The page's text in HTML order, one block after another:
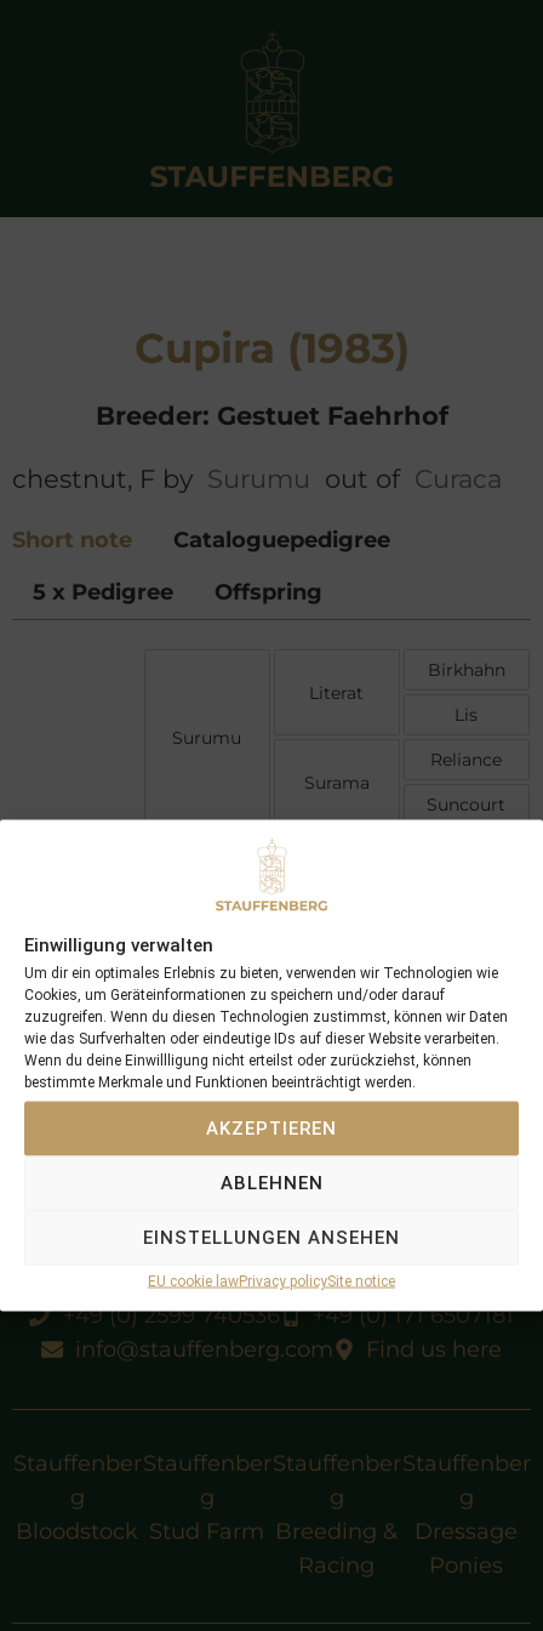
Einwilligung verwalten
Um dir ein optimales Erlebnis zu bieten, verwenden wir Technologien wie
Cookies, um Geräteinformationen zu speichern und/oder darauf
zuzugreifen. Wenn du diesen Technologien zustimmst, können wir Daten
wie das Surfverhalten oder eindeutige IDs auf dieser Website verarbeiten.
Wenn du deine Einwillligung nicht erteilst oder zurückziehst, können
bestimmte Merkmale und Funktionen beeinträchtigt werden.
AKZEPTIEREN
ABLEHNEN
EINSTELLUNGEN ANSEHEN
EU cookie lawPrivacy policySite notice
Cupira (1983)
Breeder: Gestuet Faehrhof
chestnut, F by Surumu out of Curaca
Short note
Cataloguepedigree
5 x Pedigree
Offspring
Surumu
Curaca
Literat
Surama
Cucuta
Birkhahn
Lis
Reliance
Suncourt
Crape Band
3yo Stakes placed winner
purchased 1995, privately; sold 1999, privately
+49 (0) 2599 740536
+49 (0) 171 6507181
info@stauffenberg.com
Find us here
Stauffenber
g
Bloodstock
Stauffenber
g
Stud Farm
Stauffenber
g
Breeding &
Racing
Stauffenber
g
Dressage
Ponies